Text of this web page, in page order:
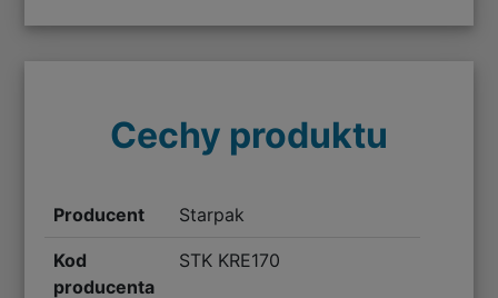
Cechy produktu
Producent Starpak
Kod
producenta
STK KRE170